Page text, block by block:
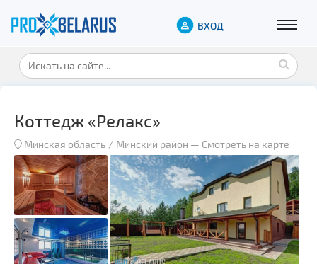
ВХОД
Коттедж «Релакс»
Минская область Минский район — Смотреть на карте